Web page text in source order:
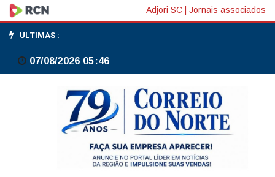
Quantinuum
mira
avaliação
Adjori SC Jornais associados
ULTIMAS :
07/08/2026 05:46